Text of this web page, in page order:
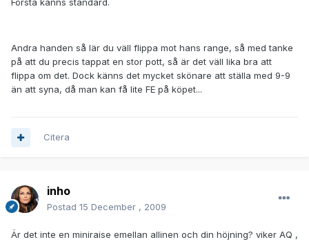
Första känns standard.
Andra handen så lär du väll flippa mot hans range, så med tanke
på att du precis tappat en stor pott, så är det väll lika bra att
flippa om det. Dock känns det mycket skönare att ställa med 9-9
än att syna, då man kan få lite FE på köpet...
Citera
inho
Postad 15 December , 2009
Är det inte en miniraise emellan allinen och din höjning? viker AQ ,